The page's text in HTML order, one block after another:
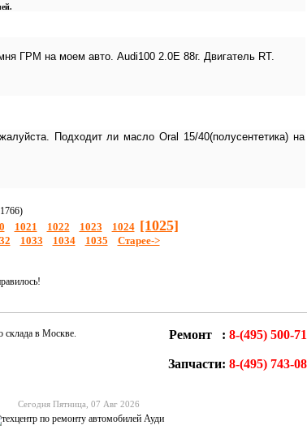
ГРМ на моем авто. Audi100 2.0E 88г. Двигатель RT.
Подходит ли масло Оral 15/40(полусентетика) на
1021 1022 1023 1024 [1025]
1033 1034 1035 Старее->
склада в Москве.
Ремонт : 8-(495) 500-
Запчасти: 8-(495) 743-
Сегодня Пятница, 07 Авг 2026